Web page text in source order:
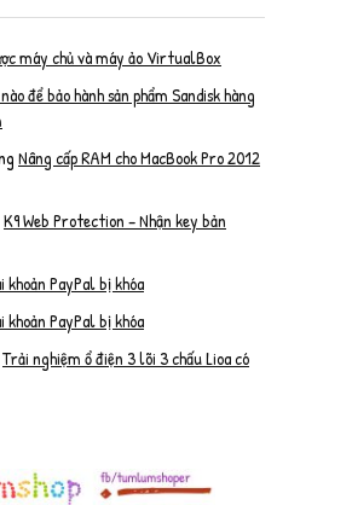
máy chủ và máy ảo VirtualBox
để bảo hành sản phẩm Sandisk hàng
Nâng cấp RAM cho MacBook Pro 2012
K9 Web Protection – Nhận key bản
khoản PayPal bị khóa
khoản PayPal bị khóa
Trải nghiệm ổ điện 3 lõi 3 chấu Lioa có